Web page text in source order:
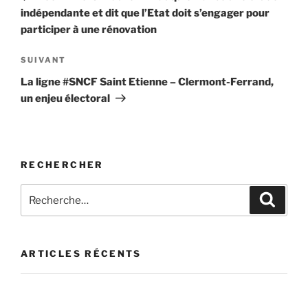
l’article
indépendante et dit que l’Etat doit s’engager pour
participer à une rénovation
Article
suivant
SUIVANT
La ligne #SNCF Saint Etienne – Clermont-Ferrand,
un enjeu électoral
RECHERCHER
pour
ARTICLES RÉCENTS